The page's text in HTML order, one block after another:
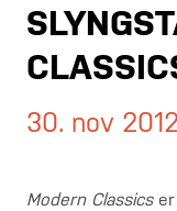
30. nov
Modern Classicser